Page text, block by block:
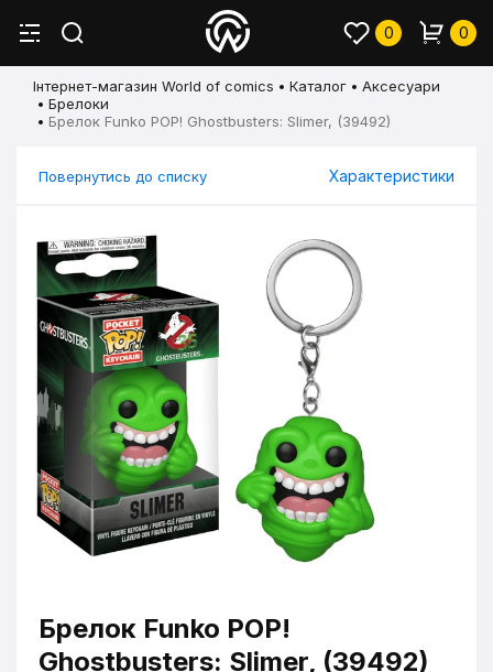
0 0
Інтернет-магазин World of comics Каталог
Аксесуари
Брелоки
Брелок Funko POP! Ghostbusters: Slimer, (39492)
Повернутись до списку Характеристики
Брелок Funko POP!
Ghostbusters: Slimer, (39492)